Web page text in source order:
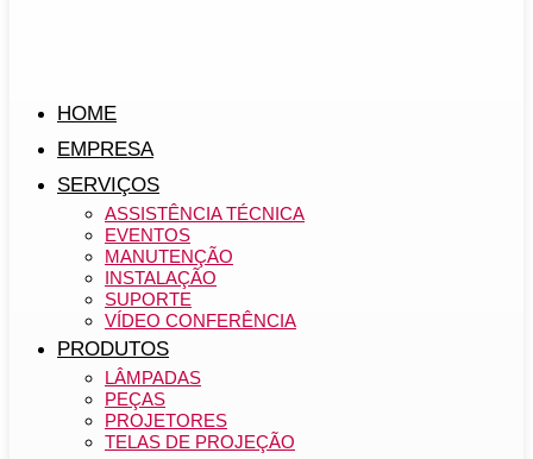
HOME
EMPRESA
SERVIÇOS
ASSISTÊNCIA TÉCNICA
EVENTOS
MANUTENÇÃO
INSTALAÇÃO
SUPORTE
VÍDEO CONFERÊNCIA
PRODUTOS
LÂMPADAS
PEÇAS
PROJETORES
TELAS DE PROJEÇÃO